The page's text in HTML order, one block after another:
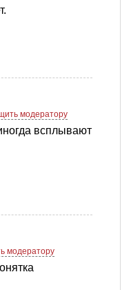
модератору
всплывают
модератору